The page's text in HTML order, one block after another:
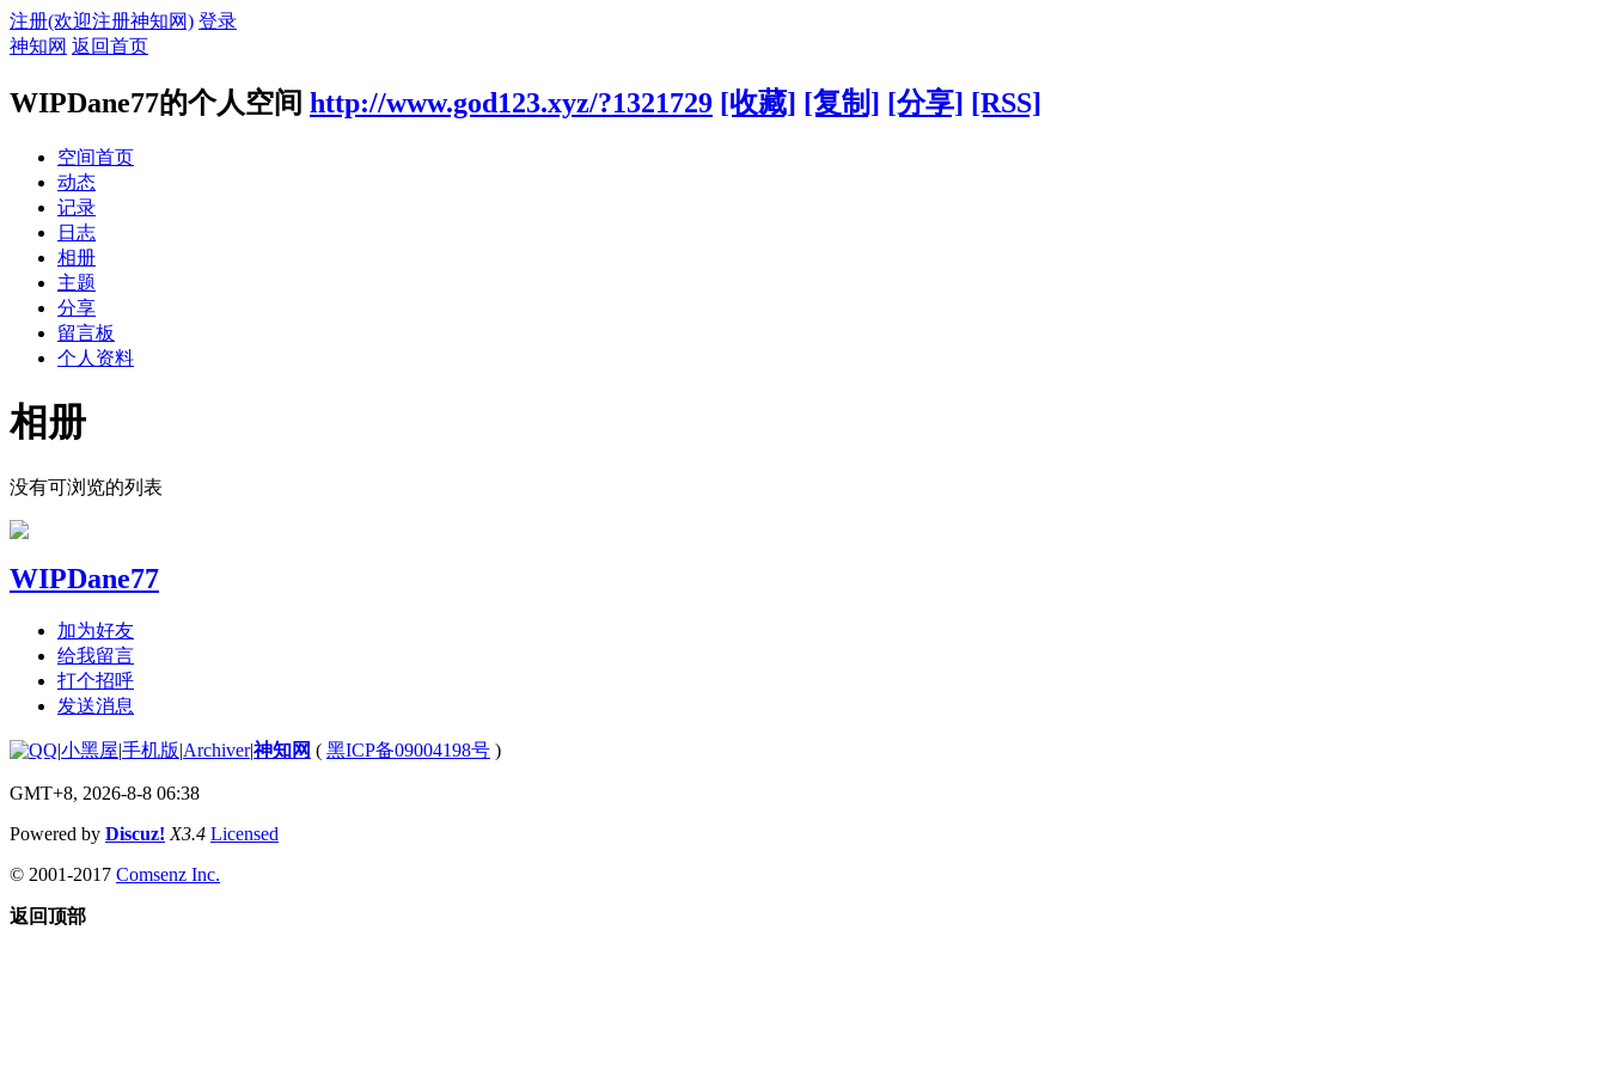
注册(欢迎注册神知网) 登录
神知网 返回首页
WIPDane77的个人空间 http://www.god123.xyz/?1321729 [收藏] [复制] [分享] [RSS]
空间首页
动态
记录
日志
相册
主题
分享
留言板
个人资料
相册
没有可浏览的列表
WIPDane77
加为好友
给我留言
打个招呼
发送消息
|小黑屋|手机版|Archiver|神知网 ( 黑ICP备09004198号 )
GMT+8, 2026-8-8 06:38
Powered by Discuz! X3.4 Licensed
© 2001-2017 Comsenz Inc.
返回顶部